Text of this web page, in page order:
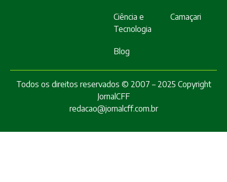
Ciência e
Tecnologia
Camaçari
Blog
Todos os direitos reservados © 2007 – 2025 Copyright
JornalCFF
redacao@jornalcff.com.br